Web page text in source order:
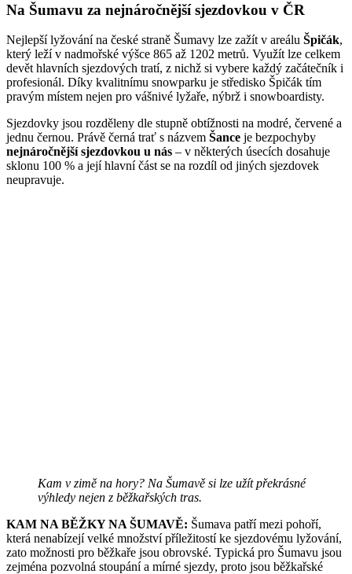
Na Šumavu za nejnáročnější sjezdovkou v ČR
Nejlepší lyžování na české straně Šumavy lze zažít v areálu Špičák,
který leží v nadmořské výšce 865 až 1202 metrů. Využít lze celkem
devět hlavních sjezdových tratí, z nichž si vybere každý začátečník i
profesionál. Díky kvalitnímu snowparku je středisko Špičák tím
pravým místem nejen pro vášnivé lyžaře, nýbrž i snowboardisty.
Sjezdovky jsou rozděleny dle stupně obtížnosti na modré, červené a
jednu černou. Právě černá trať s názvem Šance je bezpochyby
nejnáročnější sjezdovkou u nás – v některých úsecích dosahuje
sklonu 100 % a její hlavní část se na rozdíl od jiných sjezdovek
neupravuje.
Kam v zimě na hory? Na Šumavě si lze užít překrásné
výhledy nejen z běžkařských tras.
KAM NA BĚŽKY NA ŠUMAVĚ: Šumava patří mezi pohoří,
která nenabízejí velké množství příležitostí ke sjezdovému lyžování,
zato možnosti pro běžkaře jsou obrovské. Typická pro Šumavu jsou
zejména pozvolná stoupání a mírné sjezdy, proto jsou běžkařské